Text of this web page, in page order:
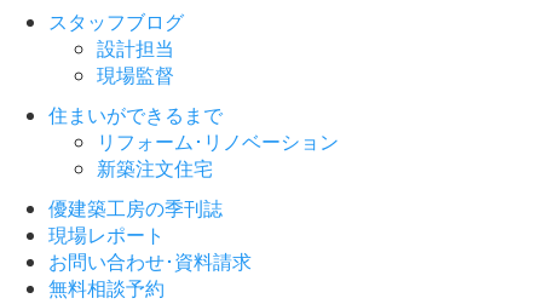
スタッフブログ
設計担当
現場監督
住まいができるまで
リフォーム･リノベーション
新築注文住宅
優建築工房の季刊誌
現場レポート
お問い合わせ･資料請求
無料相談予約